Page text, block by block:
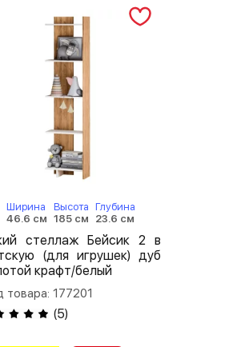
Ширина
46.6 см
Высота
185 см
Глубина
23.6 см
стеллаж Бейсик 2 в
(для игрушек) дуб
крафт/белый
товара: 177201
(5)